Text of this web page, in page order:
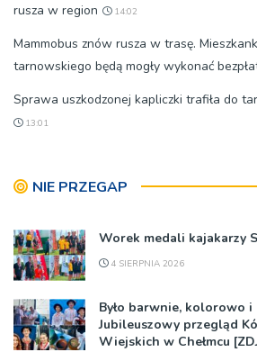
rusza w region
14:02
Mammobus znów rusza w trasę.
tarnowskiego będą mogły wykonać
Sprawa uszkodzonej kapliczki trafiła do
13:01
NIE PRZEGAP
Worek medali kajakarzy
4 SIERPNIA 2026
Było barwnie, kolorowo
Jubileuszowy przegląd
Wiejskich w Chełmcu